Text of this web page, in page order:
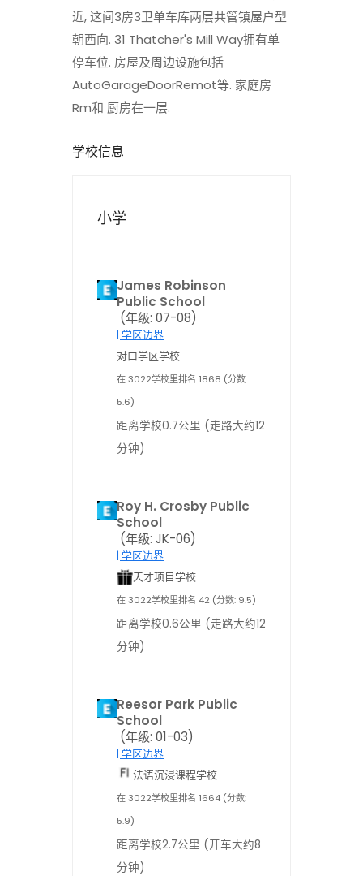
近, 这间3房3卫单车库两层共管镇屋户型
朝西向. 31 Thatcher's Mill Way拥有单
停车位. 房屋及周边设施包括
AutoGarageDoorRemot等. 家庭房
Rm和 厨房在一层.
学校信息
小学
James Robinson
Public School
(年级: 07-08)
| 学区边界
对口学区学校
在 3022学校里排名 1868 (分数:
5.6)
距离学校0.7公里 (走路大约12
分钟)
Roy H. Crosby Public
School
(年级: JK-06)
| 学区边界
天才项目学校
在 3022学校里排名 42 (分数: 9.5)
距离学校0.6公里 (走路大约12
分钟)
Reesor Park Public
School
(年级: 01-03)
| 学区边界
法语沉浸课程学校
在 3022学校里排名 1664 (分数:
5.9)
距离学校2.7公里 (开车大约8
分钟)